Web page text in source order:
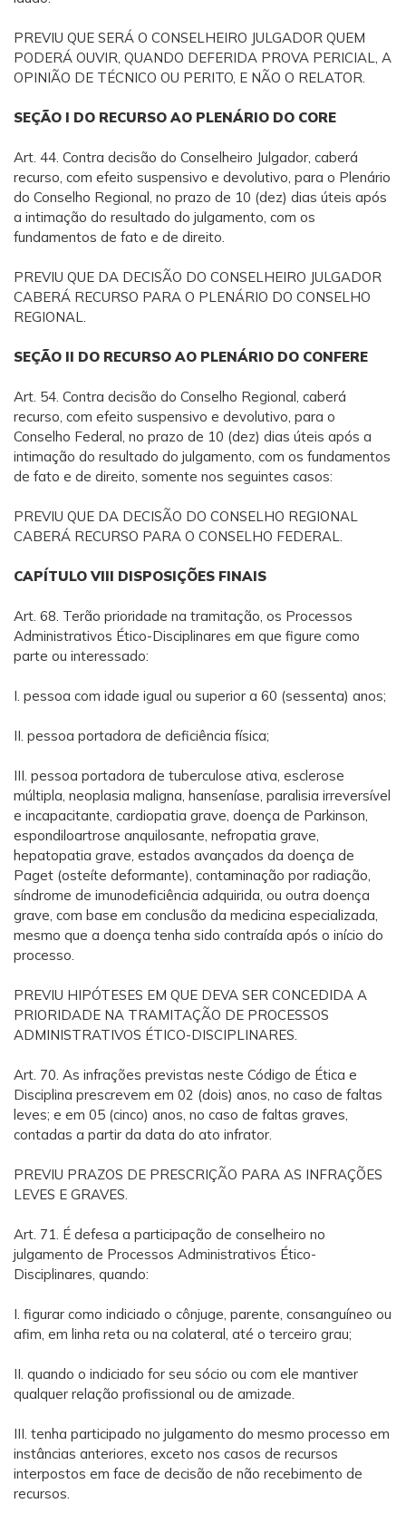
PREVIU QUE SERÁ O CONSELHEIRO JULGADOR QUEM
PODERÁ OUVIR, QUANDO DEFERIDA PROVA PERICIAL, A
OPINIÃO DE TÉCNICO OU PERITO, E NÃO O RELATOR.
SEÇÃO I DO RECURSO AO PLENÁRIO DO CORE
Art. 44. Contra decisão do Conselheiro Julgador, caberá
recurso, com efeito suspensivo e devolutivo, para o Plenário
do Conselho Regional, no prazo de 10 (dez) dias úteis após
a intimação do resultado do julgamento, com os
fundamentos de fato e de direito.
PREVIU QUE DA DECISÃO DO CONSELHEIRO JULGADOR
CABERÁ RECURSO PARA O PLENÁRIO DO CONSELHO
REGIONAL.
SEÇÃO II DO RECURSO AO PLENÁRIO DO CONFERE
Art. 54. Contra decisão do Conselho Regional, caberá
recurso, com efeito suspensivo e devolutivo, para o
Conselho Federal, no prazo de 10 (dez) dias úteis após a
intimação do resultado do julgamento, com os fundamentos
de fato e de direito, somente nos seguintes casos:
PREVIU QUE DA DECISÃO DO CONSELHO REGIONAL
CABERÁ RECURSO PARA O CONSELHO FEDERAL.
CAPÍTULO VIII DISPOSIÇÕES FINAIS
Art. 68. Terão prioridade na tramitação, os Processos
Administrativos Ético-Disciplinares em que figure como
parte ou interessado:
I. pessoa com idade igual ou superior a 60 (sessenta) anos;
II. pessoa portadora de deficiência física;
III. pessoa portadora de tuberculose ativa, esclerose
múltipla, neoplasia maligna, hanseníase, paralisia irreversível
e incapacitante, cardiopatia grave, doença de Parkinson,
espondiloartrose anquilosante, nefropatia grave,
hepatopatia grave, estados avançados da doença de
Paget (osteíte deformante), contaminação por radiação,
síndrome de imunodeficiência adquirida, ou outra doença
grave, com base em conclusão da medicina especializada,
mesmo que a doença tenha sido contraída após o início do
processo.
PREVIU HIPÓTESES EM QUE DEVA SER CONCEDIDA A
PRIORIDADE NA TRAMITAÇÃO DE PROCESSOS
ADMINISTRATIVOS ÉTICO-DISCIPLINARES.
Art. 70. As infrações previstas neste Código de Ética e
Disciplina prescrevem em 02 (dois) anos, no caso de faltas
leves; e em 05 (cinco) anos, no caso de faltas graves,
contadas a partir da data do ato infrator.
PREVIU PRAZOS DE PRESCRIÇÃO PARA AS INFRAÇÕES
LEVES E GRAVES.
Art. 71. É defesa a participação de conselheiro no
julgamento de Processos Administrativos Ético-
Disciplinares, quando:
I. figurar como indiciado o cônjuge, parente, consanguíneo ou
afim, em linha reta ou na colateral, até o terceiro grau;
II. quando o indiciado for seu sócio ou com ele mantiver
qualquer relação profissional ou de amizade.
III. tenha participado no julgamento do mesmo processo em
instâncias anteriores, exceto nos casos de recursos
interpostos em face de decisão de não recebimento de
recursos.